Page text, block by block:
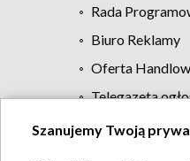
Rada
Biuro Reklamy
Oferta
Telegazeta
Szanujemy Twoją